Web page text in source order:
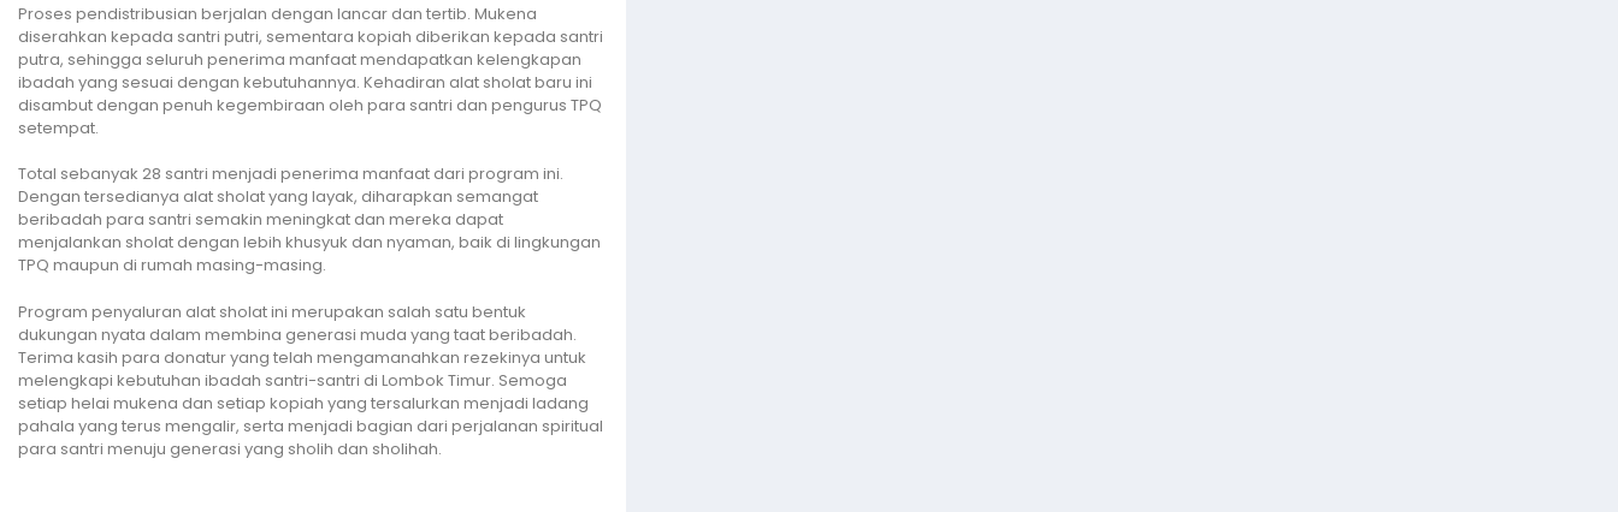
Proses pendistribusian berjalan dengan lancar dan tertib. Mukena
diserahkan kepada santri putri, sementara kopiah diberikan kepada santri
putra, sehingga seluruh penerima manfaat mendapatkan kelengkapan
ibadah yang sesuai dengan kebutuhannya. Kehadiran alat sholat baru ini
disambut dengan penuh kegembiraan oleh para santri dan pengurus TPQ
setempat.
Total sebanyak 28 santri menjadi penerima manfaat dari program ini.
Dengan tersedianya alat sholat yang layak, diharapkan semangat
beribadah para santri semakin meningkat dan mereka dapat
menjalankan sholat dengan lebih khusyuk dan nyaman, baik di lingkungan
TPQ maupun di rumah masing-masing.
Program penyaluran alat sholat ini merupakan salah satu bentuk
dukungan nyata dalam membina generasi muda yang taat beribadah.
Terima kasih para donatur yang telah mengamanahkan rezekinya untuk
melengkapi kebutuhan ibadah santri-santri di Lombok Timur. Semoga
setiap helai mukena dan setiap kopiah yang tersalurkan menjadi ladang
pahala yang terus mengalir, serta menjadi bagian dari perjalanan spiritual
para santri menuju generasi yang sholih dan sholihah.